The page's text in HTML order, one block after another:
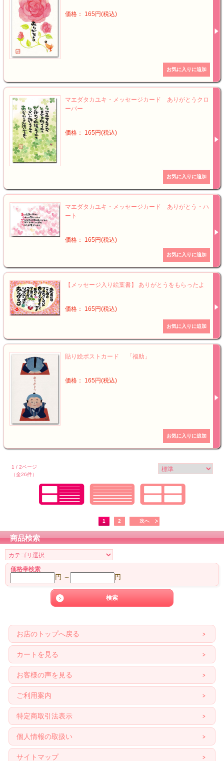
価格： 165円(税込)
マエダタカユキ・メッセージカード ありがとうクロ
ーバー
価格： 165円(税込)
マエダタカユキ・メッセージカード ありがとう・ハ
ート
価格： 165円(税込)
【メッセージ入り絵葉書】 ありがとうをもらったよ
価格： 165円(税込)
貼り絵ポストカード 「福助」
価格： 165円(税込)
1 / 2ページ
（全26件）
1 2 次へ
商品検索
価格帯検索
円 ～ 円
お店のトップへ戻る
カートを見る
お客様の声を見る
ご利用案内
特定商取引法表示
個人情報の取扱い
サイトマップ